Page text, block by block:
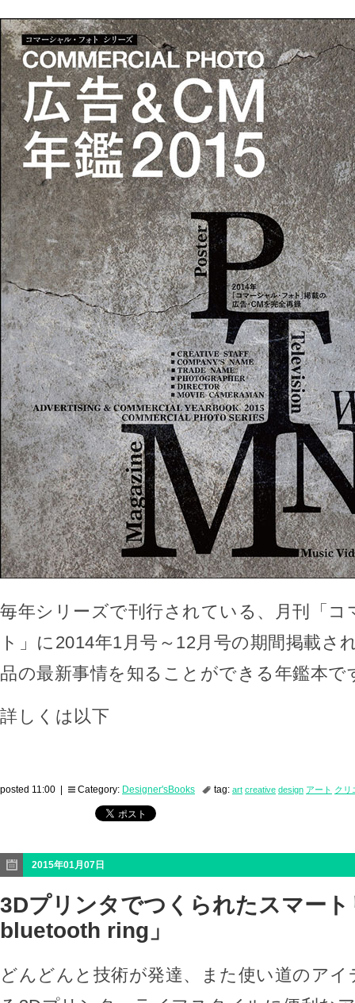
毎年シリーズで刊行されている、月刊「コ
ト」に2014年1月号～12月号の期間掲載さ
品の最新事情を知ることができる年鑑本で
詳しくは以下
posted 11:00 | Category: Designer'sBooks tag: art creative design アート クリ
2015年01月07日
3Dプリンタでつくられたスマー
bluetooth ring」
どんどんと技術が発達、また使い道のア